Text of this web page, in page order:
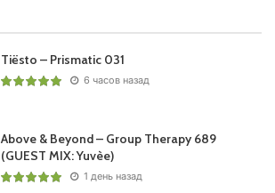
Tiësto – Prismatic 031
6 часов назад
Above & Beyond – Group Therapy 689
(GUEST MIX: Yuvèe)
1 день назад